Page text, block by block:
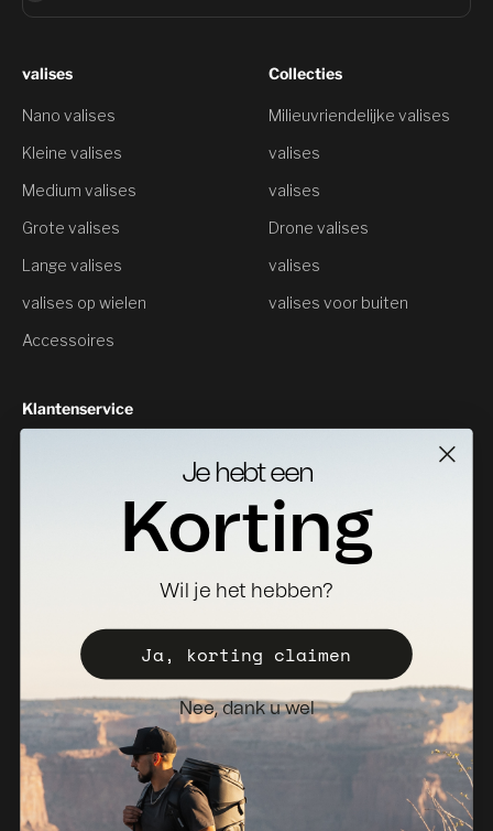
valises
Nano valises
Kleine valises
Medium valises
Grote valises
Lange valises
valises op wielen
Accessoires
Collecties
Milieuvriendelijke valises
valises
valises
Drone valises
valises
valises voor buiten
Klantenservice
Specificaties Downloads
Distributeur worden
Registreer uw valise
Verkoopbeleid
Nieuwsbrief
Je hebt een
Korting
Wil je het hebben?
Ja, korting claimen
Nee, dank u wel